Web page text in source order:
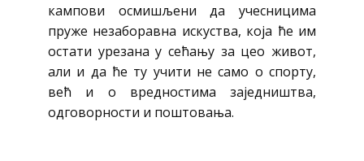
кампови осмишљени да учесницима
пруже незаборавна искуства, која ће им
остати урезана у сећању за цео живот,
али и да ће ту учити не само о спорту,
већ и о вредностима заједништва,
одговорности и поштовања.